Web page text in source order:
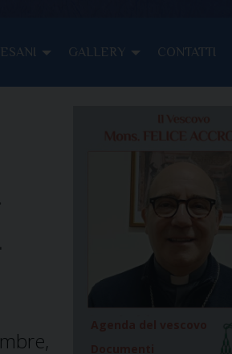
GALLERY CONTATTI